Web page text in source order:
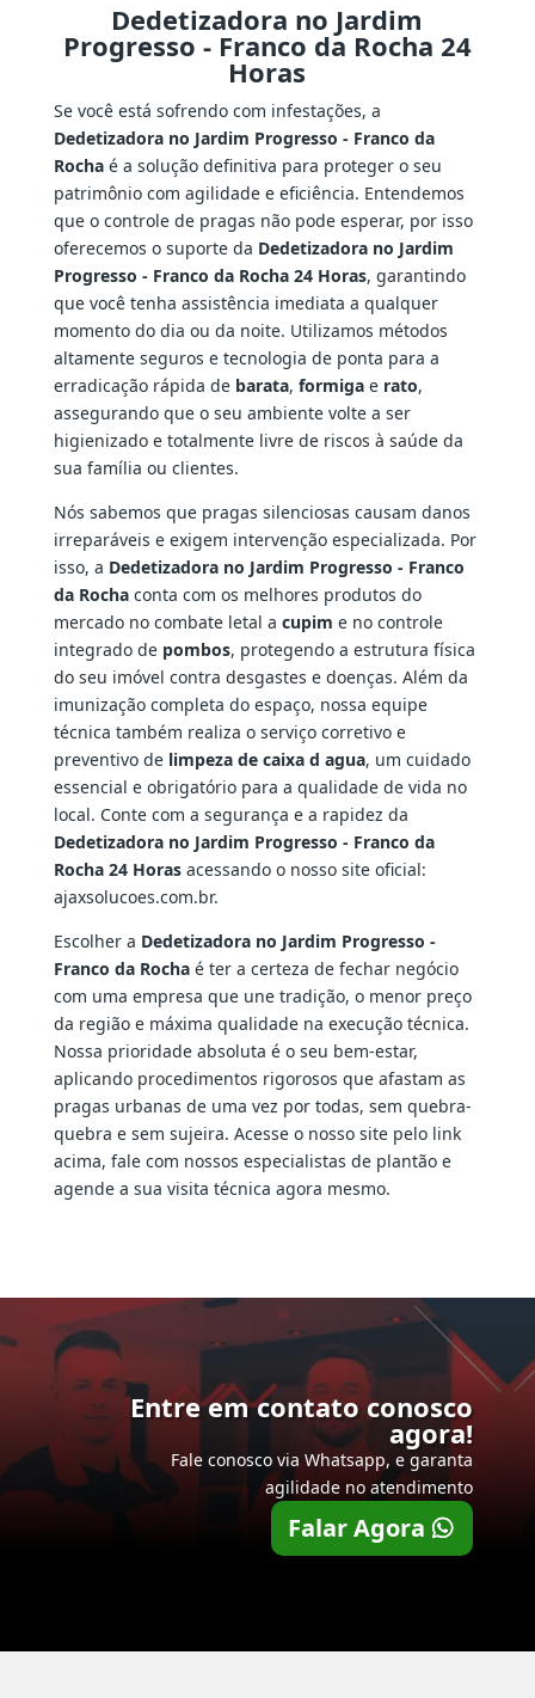
Dedetizadora no Jardim
Progresso - Franco da Rocha 24
Horas
Se você está sofrendo com infestações, a
Dedetizadora no Jardim Progresso - Franco da
Rochaé a solução definitiva para proteger o seu
patrimônio com agilidade e eficiência. Entendemos
que o controle de pragas não pode esperar, por isso
oferecemos o suporte da Dedetizadora no Jardim
Progresso - Franco da Rocha 24 Horas, garantindo
que você tenha assistência imediata a qualquer
momento do dia ou da noite. Utilizamos métodos
altamente seguros e tecnologia de ponta para a
erradicação rápida de barata, formigae rato,
assegurando que o seu ambiente volte a ser
higienizado e totalmente livre de riscos à saúde da
sua família ou clientes.
Nós sabemos que pragas silenciosas causam danos
irreparáveis e exigem intervenção especializada. Por
isso, a Dedetizadora no Jardim Progresso - Franco
da Rochaconta com os melhores produtos do
mercado no combate letal a cupim e no controle
integrado de pombos, protegendo a estrutura física
do seu imóvel contra desgastes e doenças. Além da
imunização completa do espaço, nossa equipe
técnica também realiza o serviço corretivo e
preventivo de limpeza de caixa d agua, um cuidado
essencial e obrigatório para a qualidade de vida no
local. Conte com a segurança e a rapidez da
Dedetizadora no Jardim Progresso - Franco da
Rocha 24 Horasacessando o nosso site oficial:
ajaxsolucoes.com.br.
Escolher a Dedetizadora no Jardim Progresso -
Franco da Rochaé ter a certeza de fechar negócio
com uma empresa que une tradição, o menor preço
da região e máxima qualidade na execução técnica.
Nossa prioridade absoluta é o seu bem-estar,
aplicando procedimentos rigorosos que afastam as
pragas urbanas de uma vez por todas, sem quebra-
quebra e sem sujeira. Acesse o nosso site pelo link
acima, fale com nossos especialistas de plantão e
agende a sua visita técnica agora mesmo.
Entre em contato conosco
agora!
Fale conosco via Whatsapp, e garanta
agilidade no atendimento
Falar Agora